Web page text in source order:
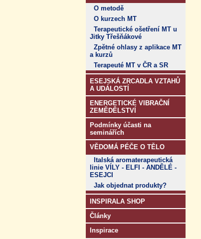
O metodě
O kurzech MT
Terapeutické ošetření MT u
Jitky Třešňákové
Zpětné ohlasy z aplikace MT
a kurzů
Terapeuté MT v ČR a SR
ESEJSKÁ ZRCADLA VZTAHŮ
A UDÁLOSTÍ
ENERGETICKÉ VIBRAČNÍ
ZEMĚDĚLSTVÍ
Podmínky účasti na
seminářích
VĚDOMÁ PÉČE O TĚLO
Italská aromaterapeutická
linie VÍLY - ELFI - ANDĚLÉ -
ESEJCI
Jak objednat produkty?
INSPIRALA SHOP
Články
Inspirace